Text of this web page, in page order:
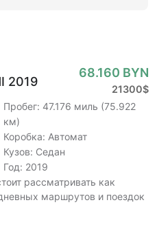
2019
68.160 BYN
21300$
Пробег: 47.176 миль (75.922
км)
Коробка: Автомат
Кузов: Седан
Год: 2019
рассматривать как
маршрутов и поездок